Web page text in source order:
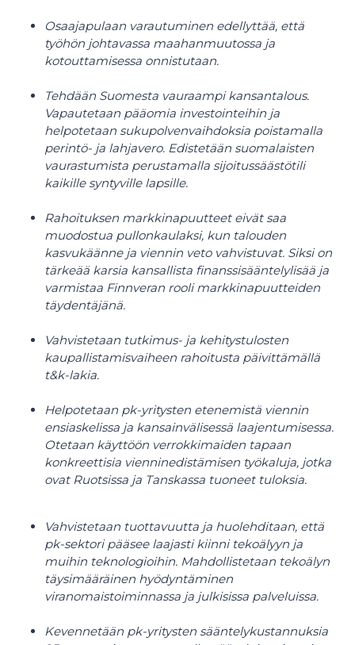
Osaajapulaan varautuminen edellyttää, että
työhön johtavassa maahanmuutossa ja
kotouttamisessa onnistutaan.
Tehdään Suomesta vauraampi kansantalous.
Vapautetaan pääomia investointeihin ja
helpotetaan sukupolvenvaihdoksia poistamalla
perintö- ja lahjavero. Edistetään suomalaisten
vaurastumista perustamalla sijoitussäästötili
kaikille syntyville lapsille.
Rahoituksen markkinapuutteet eivät saa
muodostua pullonkaulaksi, kun talouden
kasvukäänne ja viennin veto vahvistuvat. Siksi on
tärkeää karsia kansallista finanssisääntelylisää ja
varmistaa Finnveran rooli markkinapuutteiden
täydentäjänä.
Vahvistetaan tutkimus- ja kehitystulosten
kaupallistamisvaiheen rahoitusta päivittämällä
t&k-lakia.
Helpotetaan pk-yritysten etenemistä viennin
ensiaskelissa ja kansainvälisessä laajentumisessa.
Otetaan käyttöön verrokkimaiden tapaan
konkreettisia vienninedistämisen työkaluja, jotka
ovat Ruotsissa ja Tanskassa tuoneet tuloksia.
Vahvistetaan tuottavuutta ja huolehditaan, että
pk-sektori pääsee laajasti kiinni tekoälyyn ja
muihin teknologioihin. Mahdollistetaan tekoälyn
täysimääräinen hyödyntäminen
viranomaistoiminnassa ja julkisissa palveluissa.
Kevennetään pk-yritysten sääntelykustannuksia